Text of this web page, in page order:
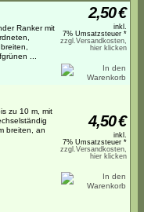
Ranker mit
...
2,50€
inkl.
7% Umsatzsteuer *
zzgl.Versandkosten,
hier klicken
zu 10 m, mit
breiten, an
4,50€
inkl.
7% Umsatzsteuer *
zzgl.Versandkosten,
hier klicken